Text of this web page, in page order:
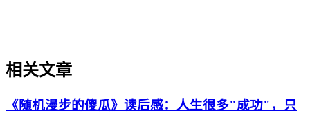
相关文章
《随机漫步的傻瓜》读后感：人生很多"成功"，只